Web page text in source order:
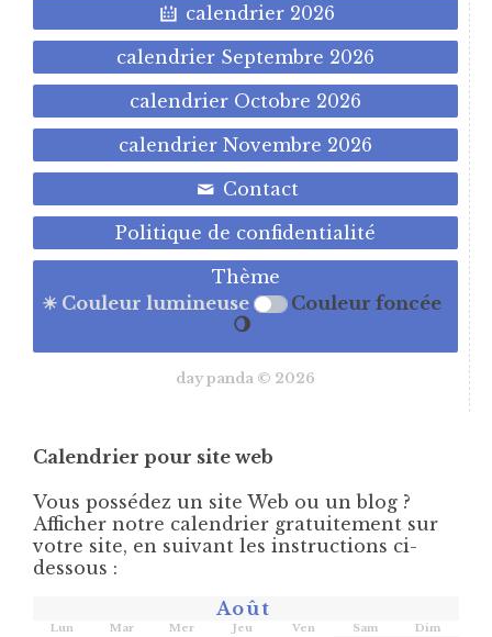
calendrier 2026
calendrier Septembre 2026
calendrier Octobre 2026
calendrier Novembre 2026
Contact
Politique de confidentialité
Thème
☀ Couleur lumineuse
Couleur foncée
🌖
day panda © 2026
Calendrier pour site web
Vous possédez un site Web ou un blog ?
Afficher notre calendrier gratuitement sur
votre site, en suivant les instructions ci-
dessous :
Août
Lun Mar Mer Jeu Ven Sam Dim